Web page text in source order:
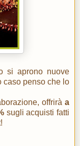
si aprono nuove
caso penso che lo
offrirà a
sugli acquisti fatti